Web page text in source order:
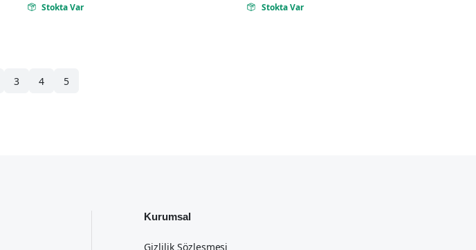
 Stokta Var  Stokta Var
3 4 5
Kurumsal
Gizlilik Sözleşmesi